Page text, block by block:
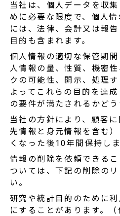
当社は、個人データを収
めに必要な限度で、個人
には、法律、会計又は報
目的も含まれます。
個人情報の適切な保管期
人情報の量、性質、機密
クの可能性、開示、処理
よってこれらの目的を達
の要件が満たされるかどう
当社の方針により、顧客
先情報と身元情報を含む
くなった後10年間保持しま
情報の削除を依頼できる
ついては、下記の削除の
い。
研究や統計目的のために
にすることがあります。